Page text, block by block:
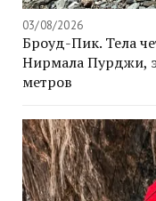
03/08/2026
Броуд-Пик. Тела
Нирмала Пурджи,
метров